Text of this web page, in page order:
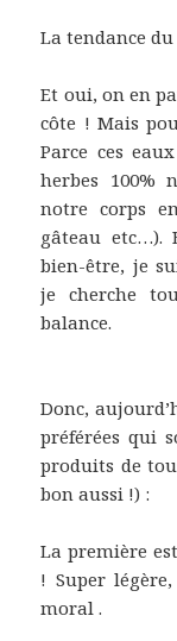
La tendance
Et oui, on en
côte ! Mais
Parce ces
herbes 100%
notre corps
gâteau etc…).
bien-être, je
je cherche
balance.
Donc,
préférées qui
produits de
bon aussi !) :
La première
! Super
moral .